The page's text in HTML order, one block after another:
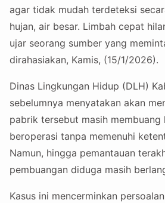
agar tidak mudah terdeteksi
hujan, air besar. Limbah cepat
ujar seorang sumber yang
dirahasiakan, Kamis, (15/1/2026).
Dinas Lingkungan Hidup (DLH)
sebelumnya menyatakan akan
pabrik tersebut masih membuang
beroperasi tanpa memenuhi
Namun, hingga pemantauan
pembuangan diduga masih
Kasus ini mencerminkan